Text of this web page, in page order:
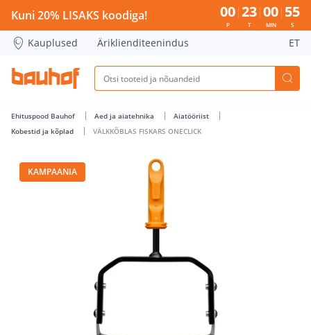
VÄLKKÕBLAS FISKARS ONECLICK - Bauhof has loaded
Kuni 20% LISAKS koodiga! 00
P
23
T
00
MIN
55
S
Kauplused Äriklienditeenindus ET
Ehituspood Bauhof Aed ja aiatehnika
Aiatööriist
Kobestid ja kõplad
VÄLKKÕBLAS FISKARS ONECLICK
KAMPAANIA